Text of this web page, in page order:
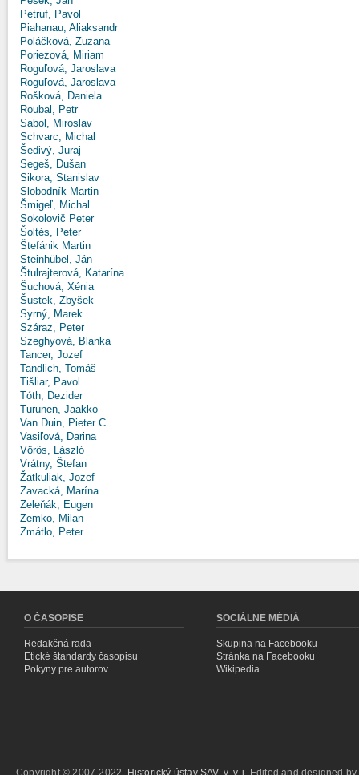
Petruf, Pavol
Piahanau, Aliaksandr
Poláčková, Zuzana
Poriezová, Miriam
Roguľová, Jaroslava
Roguľová, Jaroslava
Rošková, Daniela
Roubal, Petr
Sabol, Miroslav
Schvarc, Michal
Šedivý, Juraj
Segeš, Dušan
Sikora, Stanislav
Slobodník Martin
Šmigeľ, Michal
Sokolovič Peter
Šoltés, Peter
Štefánik Martin
Steinhübel, Ján
Štulrajterová, Katarína
Šuchová, Xénia
Šustek, Zbyšek
Syrný, Marek
Száraz, Peter
Szeghyová, Blanka
Tancer, Jozef
Tandlich, Tomáš
Tišliar, Pavol
Tóth, Dezider
Turunen, Jaakko
Van Duin, Pieter C.
Vasiľová, Darina
Vörös, László
Vrátny, Štefan
Žatkuliak, Jozef
Zavacká, Marína
Zeleňák, Eugen
Zemko, Milan
Zmátlo, Peter
O ČASOPISE
Redakčná rada
Etické štandardy časopisu
Pokyny pre autorov
SOCIÁLNE MÉDIÁ
Skupina na Facebooku
Stránka na Facebooku
Wikipedia